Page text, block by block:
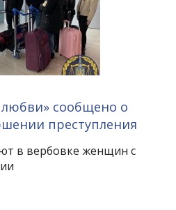
сообщено о
преступления
в вербовке женщин с